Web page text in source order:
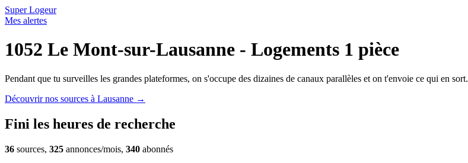
Super Logeur
Mes alertes
1052 Le Mont-sur-Lausanne - Logements 1 pièce
Pendant que tu surveilles les grandes plateformes, on s'occupe des dizaines de canaux parallèles et on t'envoie ce qui en sort.
Découvrir nos sources à Lausanne →
Fini les heures de recherche
36 sources, 325 annonces/mois, 340 abonnés